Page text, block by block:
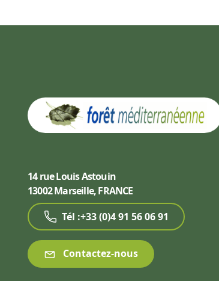
14 rue Louis Astouin
13002 Marseille, FRANCE
Tél :+33 (0)4 91 56 06 91
Contactez-nous